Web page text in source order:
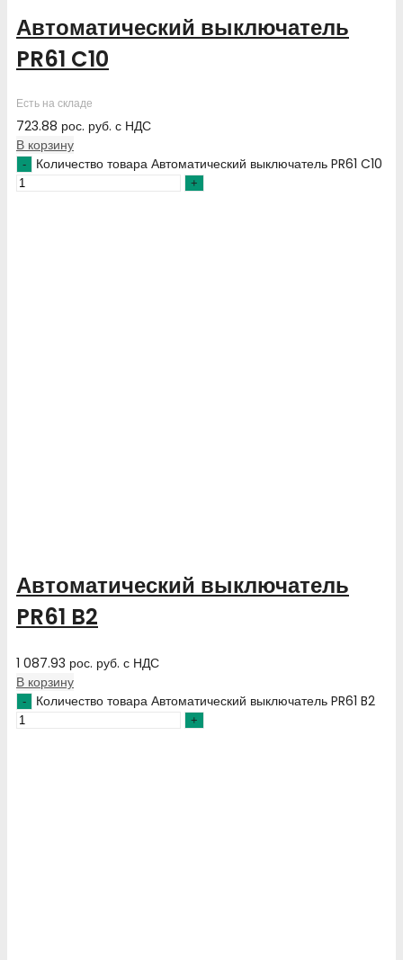
Автоматический выключатель
PR61 C10
Есть на складе
723.88 рос. руб. с НДС
В корзину
Количество товара Автоматический выключатель PR61 C10
Автоматический выключатель
PR61 B2
1 087.93 рос. руб. с НДС
В корзину
Количество товара Автоматический выключатель PR61 B2